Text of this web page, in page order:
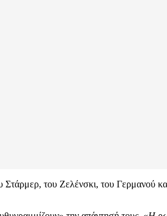
Στάρμερ, του Ζελένσκι, του